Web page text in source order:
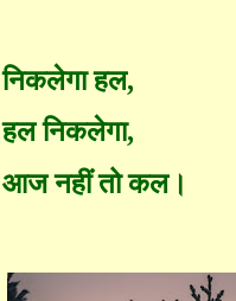
निकलेगा हल,
हल निकलेगा,
आज नहीं तो कल।